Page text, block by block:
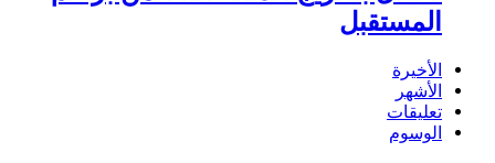
المستقبل
الأخيرة
الأشهر
تعليقات
الوسوم